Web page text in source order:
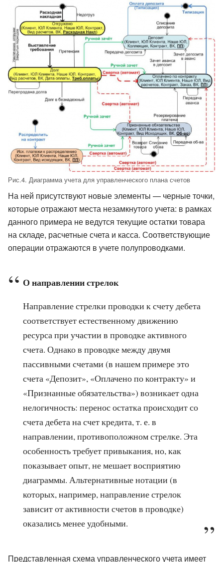
Рис.4. Диаграмма учета для управленческого плана счетов
На ней присутствуют новые элементы — черные точки,
которые отражают места незамкнутого учета: в рамках
данного примера не ведутся текущие остатки товара
на складе, расчетные счета и касса. Соответствующие
операции отражаются в учете полупроводками.
О направлении стрелок
Направление стрелки проводки к счету дебета
соответствует естественному движению
ресурса при участии в проводке активного
счета. Однако в проводке между двумя
пассивными счетами (в нашем примере это
счета «Депозит», «Оплачено по контракту» и
«Признанные обязательства») возникает одна
нелогичность: перенос остатка происходит со
счета дебета на счет кредита, т. е. в
направлении, противоположном стрелке. Эта
особенность требует привыкания, но, как
показывает опыт, не мешает восприятию
диаграммы. Альтернативные нотации (в
которых, например, направление стрелок
зависит от активности счетов в проводке)
оказались менее удобными.
Представленная схема управленческого учета имеет